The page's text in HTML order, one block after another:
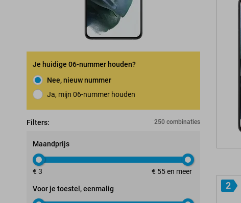
Je huidige 06-nummer houden?
Nee, nieuw nummer
Ja, mijn 06-nummer houden
Nummerbehoudgarantie
Filters:
250 combinaties
Maandprijs
€ 3 € 55 en meer
Voor je toestel, eenmalig 2